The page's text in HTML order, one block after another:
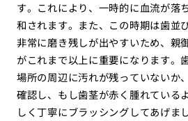
す。これにより、一時的に血流が落
和されます。また、この時期は歯並
非常に磨き残しが出やすいため、親
がこれまで以上に重要になります。
場所の周辺に汚れが残っていないか
確認し、もし歯茎が赤く腫れている
しく丁寧にブラッシングしてあげま